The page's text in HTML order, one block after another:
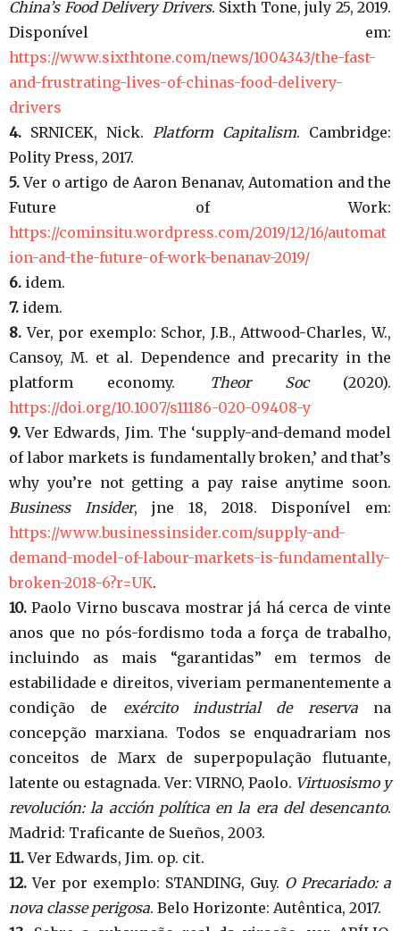
China’s Food Delivery Drivers. Sixth Tone, july 25, 2019.
Disponível em:
https://www.sixthtone.com/news/1004343/the-fast-
and-frustrating-lives-of-chinas-food-delivery-
drivers
4. SRNICEK, Nick. Platform Capitalism. Cambridge:
Polity Press, 2017.
5.Ver o artigo de Aaron Benanav, Automation and the
Future of Work:
https://cominsitu.wordpress.com/2019/12/16/automat
ion-and-the-future-of-work-benanav-2019/
6. idem.
7. idem.
8. Ver, por exemplo: Schor, J.B., Attwood-Charles, W.,
Cansoy, M. et al. Dependence and precarity in the
platform economy.
Theor Soc(2020).
https://doi.org/10.1007/s11186-020-09408-y
9. Ver Edwards, Jim. The ‘supply-and-demand model
of labor markets is fundamentally broken,’ and that’s
why you’re not getting a pay raise anytime soon.
Business Insider, jne 18, 2018. Disponível em:
https://www.businessinsider.com/supply-and-
demand-model-of-labour-markets-is-fundamentally-
broken-2018-6?r=UK.
10. Paolo Virno buscava mostrar já há cerca de vinte
anos que no pós-fordismo toda a força de trabalho,
incluindo as mais “garantidas” em termos de
estabilidade e direitos, viveriam permanentemente a
condição de exército industrial de reservana
concepção marxiana. Todos se enquadrariam nos
conceitos de Marx de superpopulação flutuante,
latente ou estagnada. Ver: VIRNO, Paolo. Virtuosismo y
revolución: la acción política en la era del desencanto.
Madrid: Traficante de Sueños, 2003.
11.Ver Edwards, Jim. op. cit.
12. Ver por exemplo: STANDING, Guy. O Precariado: a
nova classe perigosa. Belo Horizonte: Autêntica, 2017.